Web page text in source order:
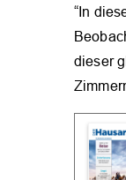
“In
dieser